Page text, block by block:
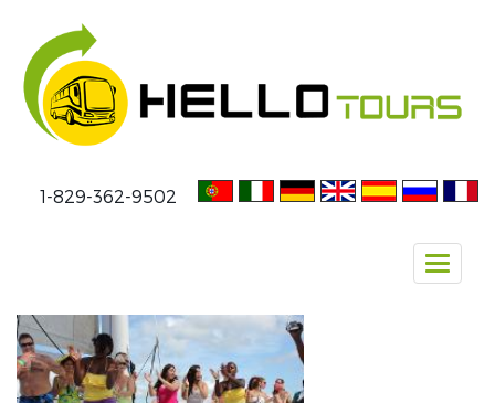
1-829-362-9502